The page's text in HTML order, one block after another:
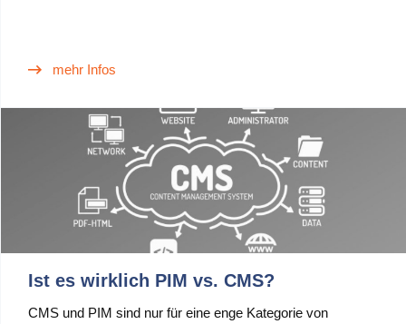
mehr Infos
Ist es wirklich PIM vs. CMS?
CMS und PIM sind nur für eine enge Kategorie von